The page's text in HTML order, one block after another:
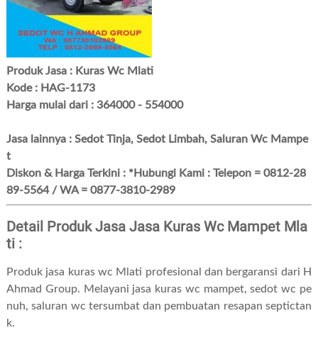
Produk Jasa : Kuras Wc Mlati
Kode : HAG-1173
Harga mulai dari : 364000 - 554000
Jasa lainnya : Sedot Tinja, Sedot Limbah, Saluran Wc Mampe
t
Diskon & Harga Terkini : *Hubungi Kami : Telepon = 0812-28
89-5564 / WA = 0877-3810-2989
Detail Produk Jasa Jasa Kuras Wc Mampet Mla
ti :
Produk jasa kuras wc Mlati profesional dan bergaransi dari H
Ahmad Group. Melayani jasa kuras wc mampet, sedot wc pe
nuh, saluran wc tersumbat dan pembuatan resapan septictan
k.